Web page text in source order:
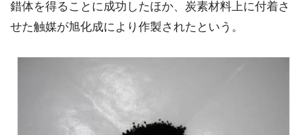
錯体を得ることに成功したほか、炭素材料上に付着さ
せた触媒が旭化成により作製されたという。